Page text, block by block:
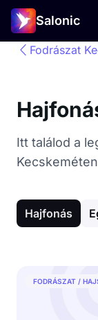
Salonic
Fodrászat
Itt találod a
Hajfonás
FODRÁSZAT /